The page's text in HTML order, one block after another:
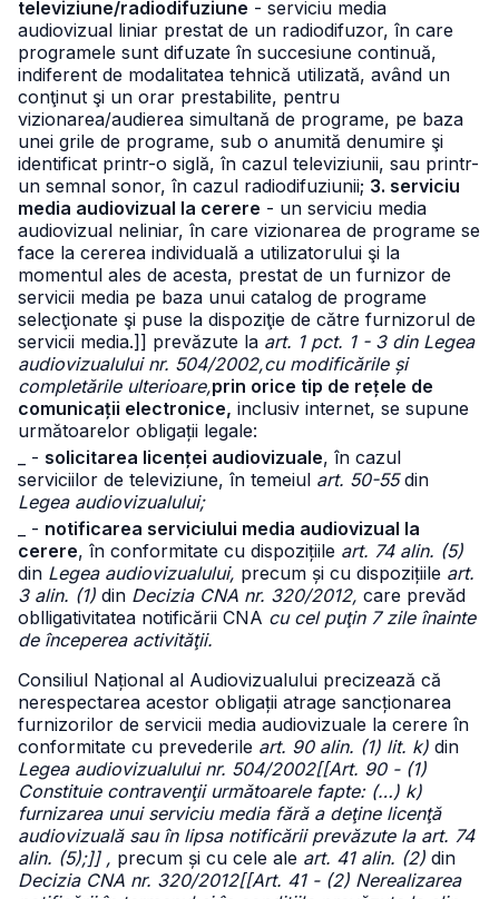
televiziune/radiodifuziune - serviciu media
audiovizual liniar prestat de un radiodifuzor, în care
programele sunt difuzate în succesiune continuă,
indiferent de modalitatea tehnică utilizată, având un
conţinut şi un orar prestabilite, pentru
vizionarea/audierea simultană de programe, pe baza
unei grile de programe, sub o anumită denumire şi
identificat printr-o siglă, în cazul televiziunii, sau printr-
un semnal sonor, în cazul radiodifuziunii; 3. serviciu
media audiovizual la cerere - un serviciu media
audiovizual neliniar, în care vizionarea de programe se
face la cererea individuală a utilizatorului şi la
momentul ales de acesta, prestat de un furnizor de
servicii media pe baza unui catalog de programe
selecţionate şi puse la dispoziţie de către furnizorul de
servicii media.]] prevăzute la art. 1 pct. 1 - 3 din Legea
audiovizualului nr. 504/2002,cu modificările și
completările ulterioare,prin orice tip de rețele de
comunicații electronice, inclusiv internet, se supune
următoarelor obligații legale:
_ - solicitarea licenței audiovizuale, în cazul
serviciilor de televiziune, în temeiul art. 50-55din
Legea audiovizualului;
_ - notificarea serviciului media audiovizual la
cerere, în conformitate cu dispozițiile art. 74 alin. (5)
din Legea audiovizualului, precum și cu dispozițiile art.
3 alin. (1) din Decizia CNA nr. 320/2012, care prevăd
oblligativitatea notificării CNA cu cel puţin 7 zile înainte
de începerea activităţii.
Consiliul Național al Audiovizualului precizează că
nerespectarea acestor obligații atrage sancționarea
furnizorilor de servicii media audiovizuale la cerere în
conformitate cu prevederile art. 90 alin. (1) lit. k) din
Legea audiovizualului nr. 504/2002[[Art. 90 - (1)
Constituie contravenţii următoarele fapte: (…) k)
furnizarea unui serviciu media fără a deţine licenţă
audiovizuală sau în lipsa notificării prevăzute la art. 74
alin. (5);]] , precum și cu cele ale art. 41 alin. (2) din
Decizia CNA nr. 320/2012[[Art. 41 - (2) Nerealizarea